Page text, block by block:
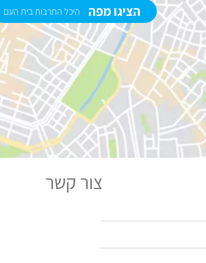
הציגו מפה היכל התרבות בית העם
צור קשר